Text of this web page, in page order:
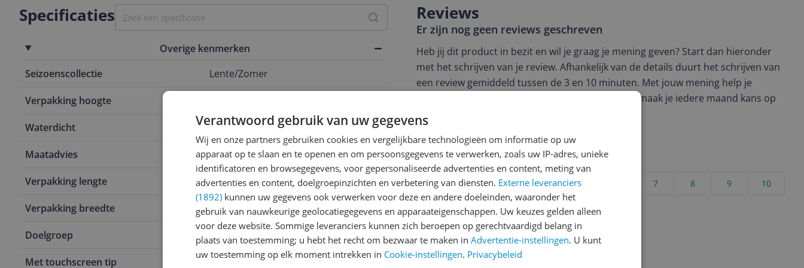
Specificaties
Overige kenmerken
Seizoenscollectie
Lente/Zomer
Verpakking hoogte
Waterdicht Nee
Maatadvies Valt normaal
Verpakking lengte 22,8 cm
Verpakking breedte 15,3 cm
Doelgroep Volwassenen
Met touchscreen tip Ja
Reviews
Er zijn nog geen reviews geschreven
Heb jij dit product in bezit en wil je graag je mening geven? Start dan hieronder
met het schrijven van je review. Afhankelijk van de details duurt het schrijven van
een review gemiddeld tussen de 3 en 10 minuten. Met jouw mening help je
andere bezoekers een betere keuze te maken én maak je iedere maand kans op
Cijfer
Welk cijfer geef jij dit product?
10
9
8
7
5
4
3
2
1
Verantwoord gebruik van uw gegevens
Wij en onze partners gebruiken cookies en vergelijkbare technologieën om informatie op uw
apparaat op te slaan en te openen en om persoonsgegevens te verwerken, zoals uw IP-adres, unieke
identificatoren en browsegegevens, voor gepersonaliseerde advertenties en content, meting van
advertenties en content, doelgroepinzichten en verbetering van diensten. Externe leveranciers
(1892) kunnen uw gegevens ook verwerken voor deze en andere doeleinden, waaronder het
gebruik van nauwkeurige geolocatiegegevens en apparaateigenschappen. Uw keuzes gelden alleen
voor deze website. Sommige leveranciers kunnen zich beroepen op gerechtvaardigd belang in
plaats van toestemming; u hebt het recht om bezwaar te maken in Advertentie-instellingen. U kunt
uw toestemming op elk moment intrekken in Cookie-instellingen. Privacybeleid